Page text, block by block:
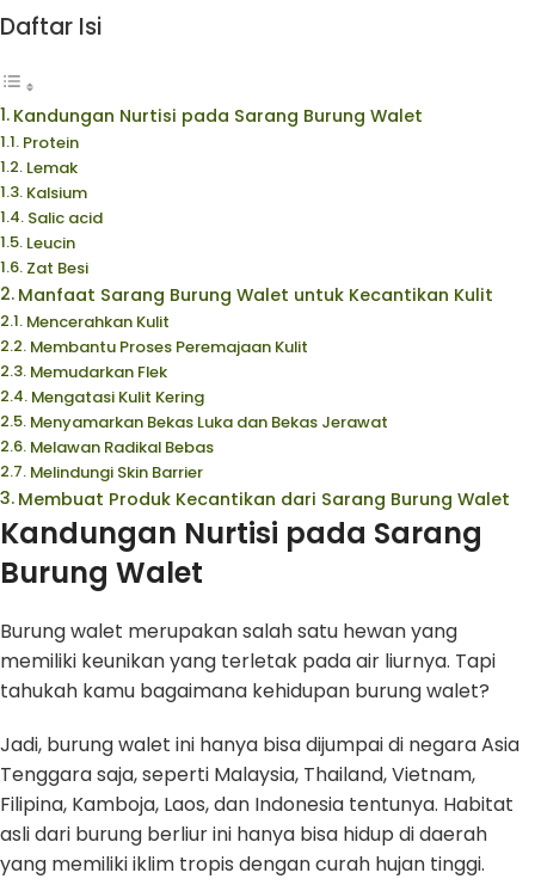
Daftar Isi
Kandungan Nurtisi pada Sarang Burung Walet
Protein
Lemak
Kalsium
Salic acid
Leucin
Zat Besi
Manfaat Sarang Burung Walet untuk Kecantikan Kulit
Mencerahkan Kulit
Membantu Proses Peremajaan Kulit
Memudarkan Flek
Mengatasi Kulit Kering
Menyamarkan Bekas Luka dan Bekas Jerawat
Melawan Radikal Bebas
Melindungi Skin Barrier
Membuat Produk Kecantikan dari Sarang Burung Walet
Kandungan Nurtisi pada Sarang
Burung Walet
Burung walet merupakan salah satu hewan yang
memiliki keunikan yang terletak pada air liurnya. Tapi
tahukah kamu bagaimana kehidupan burung walet?
Jadi, burung walet ini hanya bisa dijumpai di negara Asia
Tenggara saja, seperti Malaysia, Thailand, Vietnam,
Filipina, Kamboja, Laos, dan Indonesia tentunya. Habitat
asli dari burung berliur ini hanya bisa hidup di daerah
yang memiliki iklim tropis dengan curah hujan tinggi.